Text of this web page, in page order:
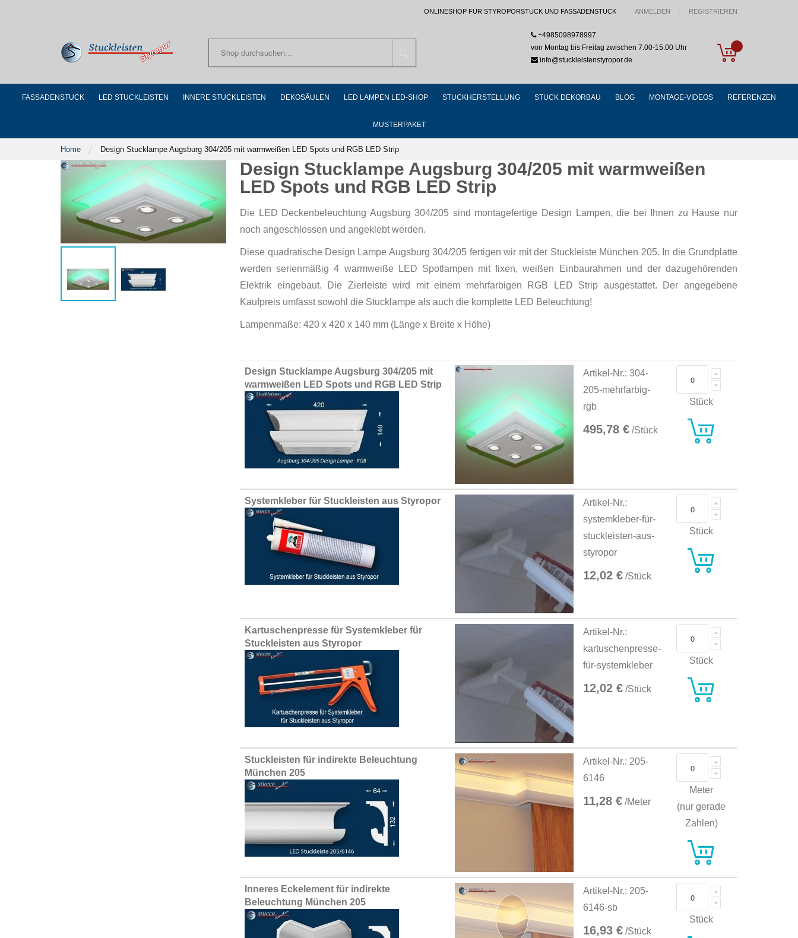
ONLINESHOP FÜR STYROPORSTUCK UND FASSADENSTUCK ANMELDEN REGISTRIEREN
My Cart
+4985098978997
von Montag bis Freitag zwischen 7.00-15.00 Uhr
info@stuckleistenstyropor.de
FASSADENSTUCK LED STUCKLEISTEN INNERE STUCKLEISTEN DEKOSÄULEN LED LAMPEN LED-SHOP STUCKHERSTELLUNG STUCK DEKORBAU BLOG MONTAGE-VIDEOS REFERENZEN
MUSTERPAKET
Home Design Stucklampe Augsburg 304/205 mit warmweißen LED Spots und RGB LED Strip
Design Stucklampe Augsburg 304/205 mit warmweißen
LED Spots und RGB LED Strip
Die LED Deckenbeleuchtung Augsburg 304/205 sind montagefertige Design Lampen, die bei Ihnen zu Hause nur
noch angeschlossen und angeklebt werden.
Diese quadratische Design Lampe Augsburg 304/205 fertigen wir mit der Stuckleiste München 205. In die Grundplatte
werden serienmäßig 4 warmweiße LED Spotlampen mit fixen, weißen Einbaurahmen und der dazugehörenden
Elektrik eingebaut. Die Zierleiste wird mit einem mehrfarbigen RGB LED Strip ausgestattet. Der angegebene
Kaufpreis umfasst sowohl die Stucklampe als auch die komplette LED Beleuchtung!
Lampenmaße: 420 x 420 x 140 mm (Länge x Breite x Höhe)
Grouped
product
items
Design Stucklampe Augsburg 304/205 mit
warmweißen LED Spots und RGB LED Strip
Artikel-Nr.: 304-
205-mehrfarbig-
rgb
495,78 € /Stück
Stück
Systemkleber für Stuckleisten aus Styropor
Artikel-Nr.:
systemkleber-für-
stuckleisten-aus-
styropor
12,02 € /Stück
Stück
Kartuschenpresse für Systemkleber für
Stuckleisten aus Styropor
Artikel-Nr.:
kartuschenpresse-
für-systemkleber
12,02 € /Stück
Stück
Stuckleisten für indirekte Beleuchtung
München 205
Artikel-Nr.: 205-
6146
11,28 € /Meter
Meter
(nur gerade
Zahlen)
Inneres Eckelement für indirekte
Beleuchtung München 205
Artikel-Nr.: 205-
6146-sb
16,93 € /Stück
Stück